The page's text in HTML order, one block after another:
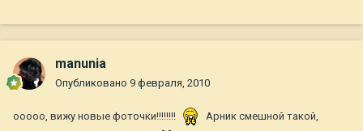
manunia
Опубликовано 9 февраля, 2010
ооооо, вижу новые фоточки!!!!!!!!
Арник смешной такой,